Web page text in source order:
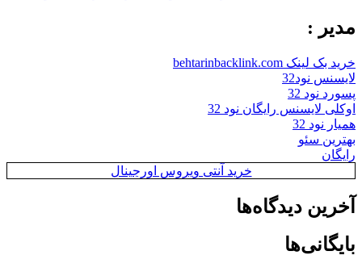
مدیر :
خرید بک لینک behtarinbacklink.com
لایسنس نود32
پسورد نود 32
اوکلی لایسنس رایگان نود 32
همیار نود 32
بهترین سئو
رایگان
خرید آنتی ویروس اورجینال
آخرین دیدگاه‌ها
بایگانی‌ها